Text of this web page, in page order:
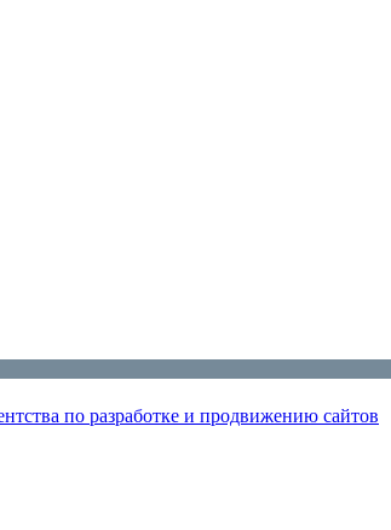
по разработке и продвижению сайтов